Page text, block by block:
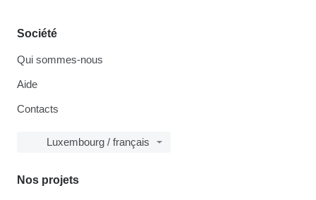
Société
Qui sommes-nous
Aide
Contacts
Luxembourg / français
Nos projets